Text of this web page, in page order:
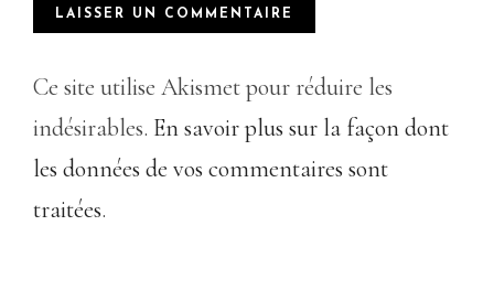
Ce site utilise Akismet pour réduire les
indésirables. En savoir plus sur la façon dont
les données de vos commentaires sont
traitées.